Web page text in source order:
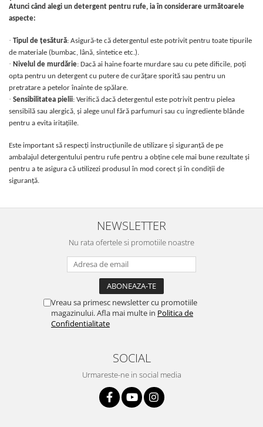
Atunci când alegi un detergent pentru rufe, ia în considerare următoarele
aspecte:
· Tipul de țesătură: Asigură-te că detergentul este potrivit pentru toate tipurile
de materiale (bumbac, lână, sintetice etc.).
· Nivelul de murdărie: Dacă ai haine foarte murdare sau cu pete dificile, poți
opta pentru un detergent cu putere de curățare sporită sau pentru un
pretratare a petelor înainte de spălare.
· Sensibilitatea pielii: Verifică dacă detergentul este potrivit pentru pielea
sensibilă sau alergică, și alege unul fără parfumuri sau cu ingrediente blânde
pentru a evita iritațiile.
Este important să respecți instrucțiunile de utilizare și siguranță de pe
ambalajul detergentului pentru rufe pentru a obține cele mai bune rezultate și
pentru a te asigura că utilizezi produsul în mod corect și în condiții de
siguranță.
NEWSLETTER
Nu rata ofertele si promotiile noastre
Vreau sa primesc newsletter cu promotiile
magazinului. Afla mai multe in Politica de
Confidentialitate
SOCIAL
Urmareste-ne in social media